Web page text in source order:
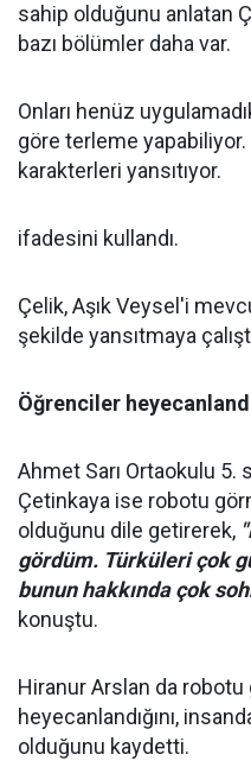
sahip olduğunu anlatan
bazı bölümler daha var.
Onları henüz
göre terleme
karakterleri yansıtıyor.
ifadesini kullandı.
Çelik, Aşık Veysel'i
şekilde yansıtmaya
Öğrenciler
Ahmet Sarı Ortaokulu 5.
Çetinkaya ise robotu
olduğunu dile getirerek,
gördüm. Türküleri çok
bunun hakkında çok
konuştu.
Hiranur Arslan da
heyecanlandığını,
olduğunu kaydetti.